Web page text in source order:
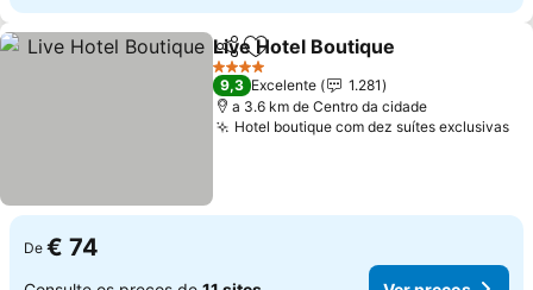
PartilharAdicionar aos favoritos
Live Hotel Boutique
4 Estrelas
9,3 Excelente
1.281
a 3.6 km de Centro da cidade
Hotel boutique com dez suítes exclusivas
De € 74